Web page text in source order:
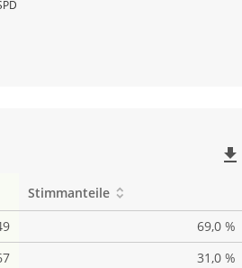
file_download
Stimmanteile
69,0 %
31,0 %